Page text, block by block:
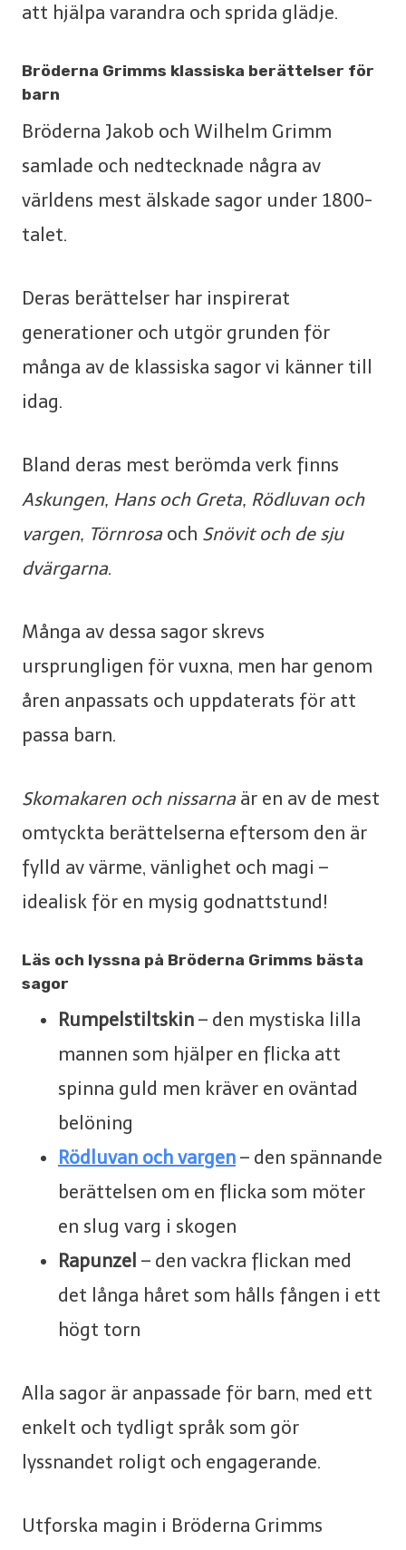
att hjälpa varandra och sprida glädje.
Bröderna Grimms klassiska berättelser för
barn
Bröderna Jakob och Wilhelm Grimm
samlade och nedtecknade några av
världens mest älskade sagor under 1800-
talet.
Deras berättelser har inspirerat
generationer och utgör grunden för
många av de klassiska sagor vi känner till
idag.
Bland deras mest berömda verk finns
Askungen, Hans och Greta, Rödluvan och
vargen, Törnrosaoch Snövit och de sju
dvärgarna.
Många av dessa sagor skrevs
ursprungligen för vuxna, men har genom
åren anpassats och uppdaterats för att
passa barn.
Skomakaren och nissarnaär en av de mest
omtyckta berättelserna eftersom den är
fylld av värme, vänlighet och magi –
idealisk för en mysig godnattstund!
Läs och lyssna på Bröderna Grimms bästa
sagor
Rumpelstiltskin – den mystiska lilla
mannen som hjälper en flicka att
spinna guld men kräver en oväntad
belöning
Rödluvan och vargen – den spännande
berättelsen om en flicka som möter
en slug varg i skogen
Rapunzel – den vackra flickan med
det långa håret som hålls fången i ett
högt torn
Alla sagor är anpassade för barn, med ett
enkelt och tydligt språk som gör
lyssnandet roligt och engagerande.
Utforska magin i Bröderna Grimms